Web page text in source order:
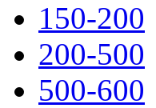
150-200
200-500
500-600